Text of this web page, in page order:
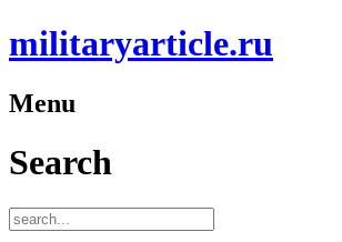
militaryarticle.ru
Menu
Search